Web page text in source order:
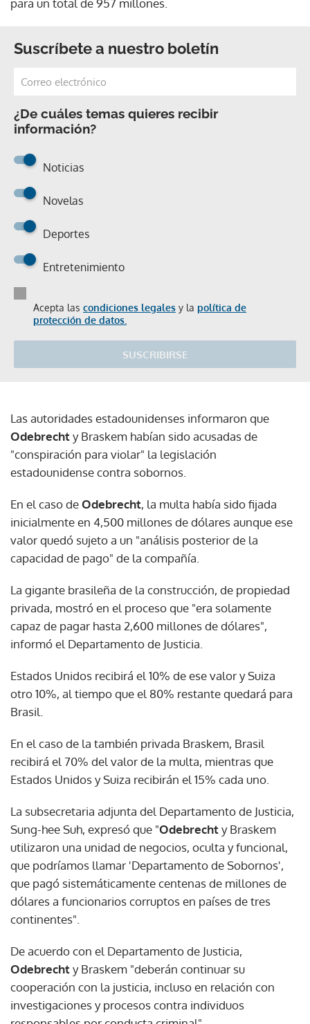
para un total de 957 millones.
Suscríbete a nuestro boletín
¿De cuáles temas quieres recibir
información?
Noticias
Novelas
Deportes
Entretenimiento
Acepta las condiciones legales y la política de
protección de datos.
SUSCRIBIRSE
Las autoridades estadounidenses informaron que
Odebrechty Braskem habían sido acusadas de
"conspiración para violar" la legislación
estadounidense contra sobornos.
En el caso deOdebrecht, la multa había sido fijada
inicialmente en 4,500 millones de dólares aunque ese
valor quedó sujeto a un "análisis posterior de la
capacidad de pago" de la compañía.
La gigante brasileña de la construcción, de propiedad
privada, mostró en el proceso que "era solamente
capaz de pagar hasta 2,600 millones de dólares",
informó el Departamento de Justicia.
Estados Unidos recibirá el 10% de ese valor y Suiza
otro 10%, al tiempo que el 80% restante quedará para
Brasil.
En el caso de la también privada Braskem, Brasil
recibirá el 70% del valor de la multa, mientras que
Estados Unidos y Suiza recibirán el 15% cada uno.
La subsecretaria adjunta del Departamento de Justicia,
Sung-hee Suh, expresó que "Odebrechty Braskem
utilizaron una unidad de negocios, oculta y funcional,
que podríamos llamar 'Departamento de Sobornos',
que pagó sistemáticamente centenas de millones de
dólares a funcionarios corruptos en países de tres
continentes".
De acuerdo con el Departamento de Justicia,
Odebrechty Braskem "deberán continuar su
cooperación con la justicia, incluso en relación con
investigaciones y procesos contra individuos